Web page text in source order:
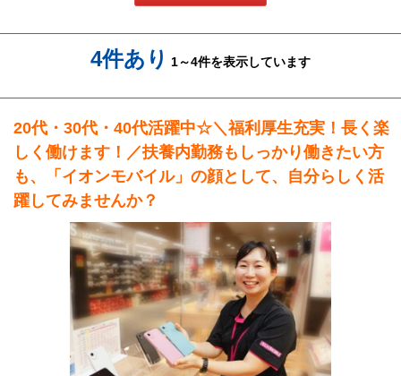
4件あり 1～4件を表示しています
20代・30代・40代活躍中☆＼福利厚生充実！長く楽
しく働けます！／扶養内勤務もしっかり働きたい方
も、「イオンモバイル」の顔として、自分らしく活
躍してみませんか？